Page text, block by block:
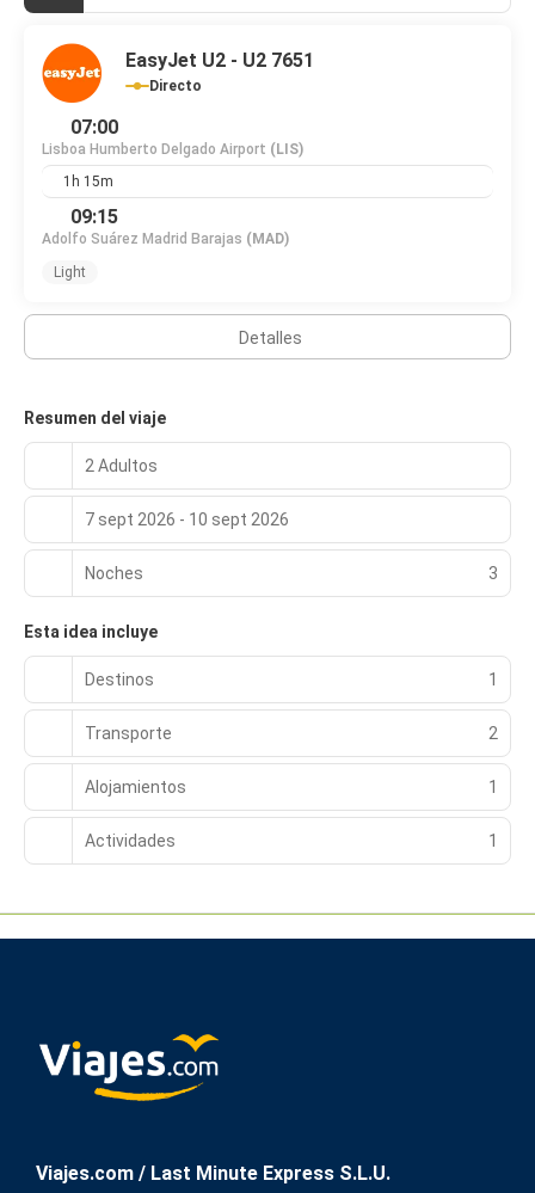
EasyJet U2 - U2 7651
Directo
07:00
Lisboa Humberto Delgado Airport (LIS)
1h 15m
09:15
Adolfo Suárez Madrid Barajas (MAD)
Light
Detalles
Resumen del viaje
2 Adultos
7 sept 2026 - 10 sept 2026
Noches 3
Esta idea incluye
Destinos 1
Transporte 2
Alojamientos 1
Actividades 1
Viajes.com / Last Minute Express S.L.U.